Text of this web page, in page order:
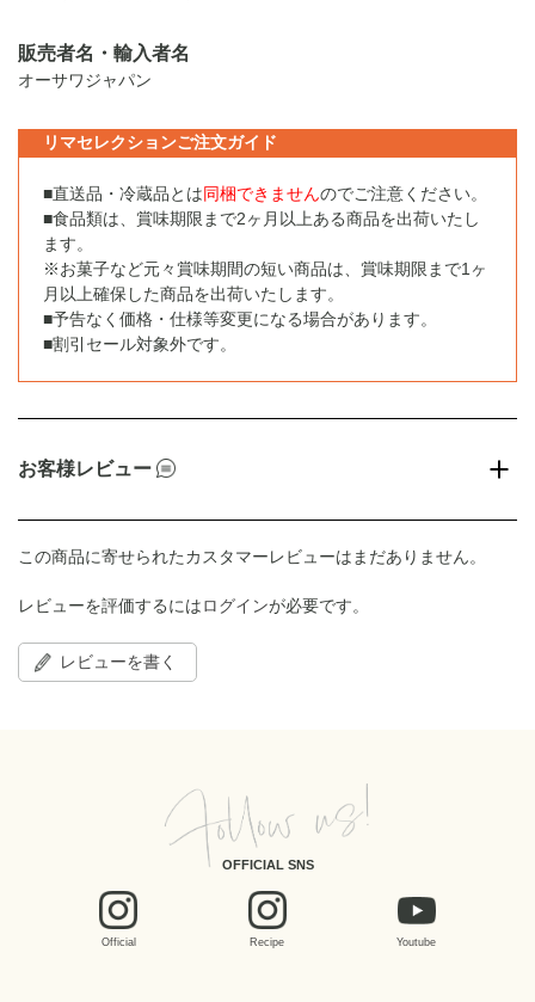
販売者名・輸入者名
オーサワジャパン
リマセレクションご注文ガイド
■直送品・冷蔵品とは同梱できませんのでご注意ください。
■食品類は、賞味期限まで2ヶ月以上ある商品を出荷いたし
ます。
※お菓子など元々賞味期間の短い商品は、賞味期限まで1ヶ
月以上確保した商品を出荷いたします。
■予告なく価格・仕様等変更になる場合があります。
■割引セール対象外です。
お客様レビュー
この商品に寄せられたカスタマーレビューはまだありません。
レビューを評価するにはログインが必要です。
レビューを書く
OFFICIAL SNS
Official Recipe Youtube